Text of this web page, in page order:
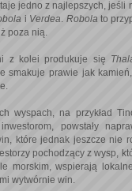
jedno z najlepszych, jeśli
i Verdea Robola to
poza nią.
z kolei produkuje się
smakuje prawie jak
wyspach, na przykład
powstały
które jednak jeszcze nie
pochodzący z wysp,
morskim, wspierają
wytwórnie win.